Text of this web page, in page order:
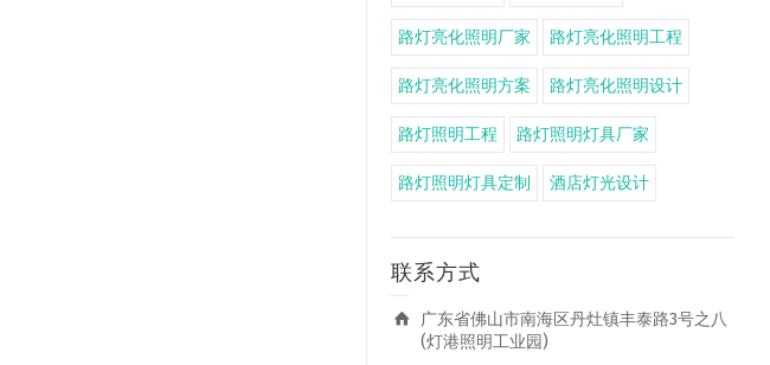
路灯亮化照明厂家 路灯亮化照明工程
路灯亮化照明方案 路灯亮化照明设计
路灯照明工程 路灯照明灯具厂家
路灯照明灯具定制 酒店灯光设计
联系方式
广东省佛山市南海区丹灶镇丰泰路3号之八
(灯港照明工业园)